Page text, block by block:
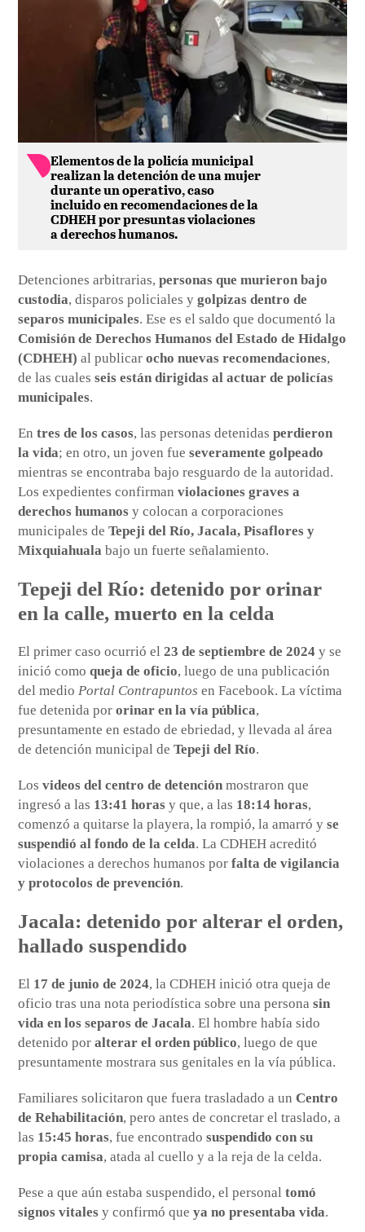
Elementos de la policía municipal
realizan la detención de una mujer
durante un operativo, caso
incluido en recomendaciones de la
CDHEH por presuntas violaciones
a derechos humanos.
Detenciones arbitrarias,personas que murieron bajo
custodia, disparos policiales ygolpizas dentro de
separos municipales. Ese es el saldo que documentó la
Comisión de Derechos Humanos del Estado de Hidalgo
(CDHEH) al publicarocho nuevas recomendaciones,
de las cualesseis están dirigidas al actuar de policías
municipales.
Entres de los casos, las personas detenidasperdieron
la vida; en otro, un joven fueseveramente golpeado
mientras se encontraba bajo resguardo de la autoridad.
Los expedientes confirmanviolaciones graves a
derechos humanos y colocan a corporaciones
municipales deTepeji del Río, Jacala, Pisaflores y
Mixquiahuala bajo un fuerte señalamiento.
Tepeji del Río: detenido por orinar
en la calle, muerto en la celda
El primer caso ocurrió el23 de septiembre de 2024 y se
inició comoqueja de oficio, luego de una publicación
del medioPortal Contrapuntos en Facebook. La víctima
fue detenida pororinar en la vía pública,
presuntamente en estado de ebriedad, y llevada al área
de detención municipal deTepeji del Río.
Losvideos del centro de detención mostraron que
ingresó a las 13:41 horas y que, a las 18:14 horas,
comenzó a quitarse la playera, la rompió, la amarró yse
suspendió al fondo de la celda. La CDHEH acreditó
violaciones a derechos humanos porfalta de vigilancia
y protocolos de prevención.
Jacala: detenido por alterar el orden,
hallado suspendido
El 17 de junio de 2024, la CDHEH inició otra queja de
oficio tras una nota periodística sobre una personasin
vida en los separos de Jacala. El hombre había sido
detenido poralterar el orden público, luego de que
presuntamente mostrara sus genitales en la vía pública.
Familiares solicitaron que fuera trasladado a unCentro
de Rehabilitación, pero antes de concretar el traslado, a
las 15:45 horas, fue encontradosuspendido con su
propia camisa, atada al cuello y a la reja de la celda.
Pese a que aún estaba suspendido, el personaltomó
signos vitales y confirmó queya no presentaba vida.